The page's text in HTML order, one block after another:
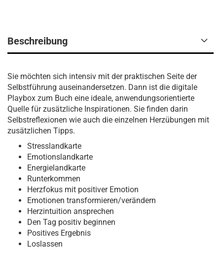
Beschreibung
Sie möchten sich intensiv mit der praktischen Seite der
Selbstführung auseinandersetzen. Dann ist die digitale
Playbox zum Buch eine ideale, anwendungsorientierte
Quelle für zusätzliche Inspirationen. Sie finden darin
Selbstreflexionen wie auch die einzelnen Herzübungen mit
zusätzlichen Tipps.
Stresslandkarte
Emotionslandkarte
Energielandkarte
Runterkommen
Herzfokus mit positiver Emotion
Emotionen transformieren/verändern
Herzintuition ansprechen
Den Tag positiv beginnen
Positives Ergebnis
Loslassen